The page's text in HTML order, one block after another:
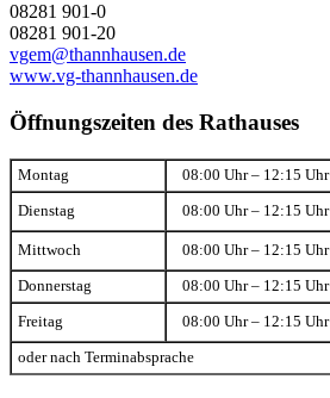
08281 901-0
08281 901-20
vgem@thannhausen.de
www.vg-thannhausen.de
Öffnungszeiten des Rathauses
Montag 08:00 Uhr – 12:15 Uhr
Dienstag 08:00 Uhr – 12:15 Uhr
Mittwoch 08:00 Uhr – 12:15 Uhr
Donnerstag 08:00 Uhr – 12:15 Uhr
Freitag 08:00 Uhr – 12:15 Uhr
oder nach Terminabsprache